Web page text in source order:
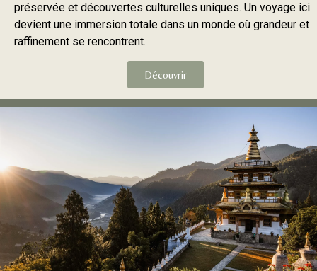
préservée et découvertes culturelles uniques. Un voyage ici
devient une immersion totale dans un monde où grandeur et
raffinement se rencontrent.
Découvrir